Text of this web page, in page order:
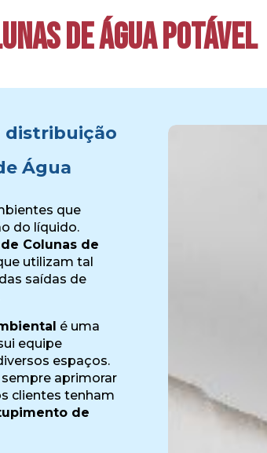
de Água Potável
distribuição
Água
que
do líquido.
Colunas de
utilizam tal
saídas de
é uma
equipe
espaços.
aprimorar
clientes tenham
de